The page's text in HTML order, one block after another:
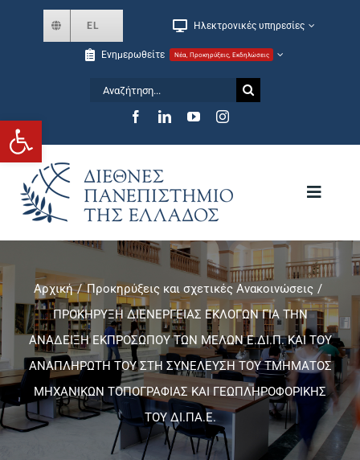
Ανοίξτε τη γραμμή εργαλείων
EL Ηλεκτρονικές υπηρεσίες
Ενημερωθείτε Νέα, Προκηρύξεις, Εκδηλώσεις
Αναζήτηση
Toggle
Σχολές και Τμήματα
Μεταπτυχιακά
Πανεπιστημιακές Μονάδες
Αρχική
Προκηρύξεις και σχετικές Ανακοινώσεις
ΠΡΟΚΗΡΥΞΗ ΔΙΕΝΕΡΓΕΙΑΣ ΕΚΛΟΓΩΝ ΓΙΑ ΤΗΝ
ΑΝΑΔΕΙΞΗ ΕΚΠΡΟΣΩΠΟΥ ΤΩΝ ΜΕΛΩΝ Ε.ΔΙ.Π. ΚΑΙ ΤΟΥ
ΑΝΑΠΛΗΡΩΤΗ ΤΟΥ ΣΤΗ ΣΥΝΕΛΕΥΣΗ ΤΟΥ ΤΜΗΜΑΤΟΣ
ΜΗΧΑΝΙΚΩΝ ΤΟΠΟΓΡΑΦΙΑΣ ΚΑΙ ΓΕΩΠΛΗΡΟΦΟΡΙΚΗΣ
ΤΟΥ ΔΙ.ΠΑ.Ε.